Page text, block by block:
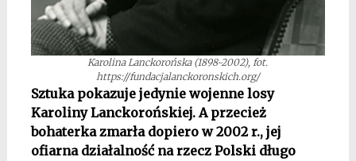
Karolina Lanckorońska (1898-2002), fot.
https://fundacjalanckoronskich.org/
Sztuka pokazuje jedynie wojenne losy
Karoliny Lanckorońskiej. A przecież
bohaterka zmarła dopiero w 2002 r., jej
ofiarna działalność na rzecz Polski długo